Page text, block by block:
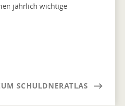
jährlich wichtige
SCHULDNERATLAS